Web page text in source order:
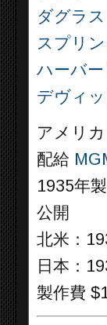
ダグラ
スプリ
ハーバ
デヴィ
アメリ
配給
1935年
公開
北米：
日本：
製作費